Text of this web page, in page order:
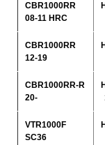
CBR1000RR
08-11 HRC
CBR1000RR
12-19
CBR1000RR-R
20-
VTR1000F
SC36